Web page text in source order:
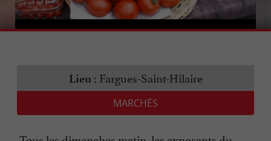
Lieu : Fargues-Saint-Hilaire
MARCHÉS